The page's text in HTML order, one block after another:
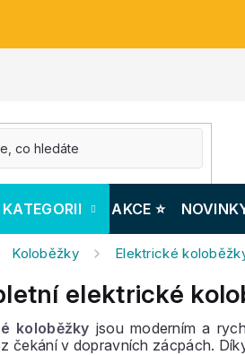
AKCE ⭐️
Koloběžky Elektrické
elektrické
koloběžky jsou moderním a
čekání v dopravních zácpách.